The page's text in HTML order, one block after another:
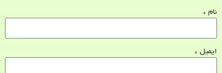
نام *
ایمیل *